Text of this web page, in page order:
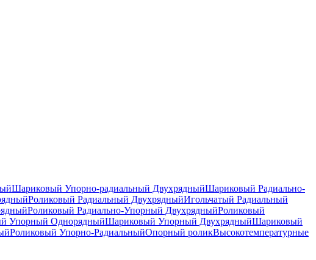
Шариковый Упорно-радиальный ДвухрядныйШариковый Радиально-
Роликовый Радиальный ДвухрядныйИгольчатый Радиальный
Роликовый Радиально-Упорный ДвухрядныйРоликовый
Упорный ОднорядныйШариковый Упорный ДвухрядныйШариковый
Роликовый Упорно-РадиальныйОпорный роликВысокотемпературные